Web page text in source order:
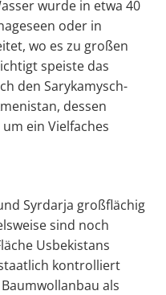
wurde in etwa 40
oder in
wo es zu großen
speiste das
den Sarykamysch-
dessen
ein Vielfaches
Syrdarja großflächig
sind noch
Usbekistans
kontrolliert
als